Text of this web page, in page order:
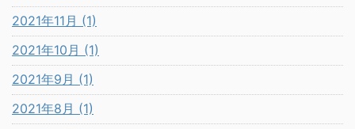
2021年11月 (1)
2021年10月 (1)
2021年9月 (1)
2021年8月 (1)